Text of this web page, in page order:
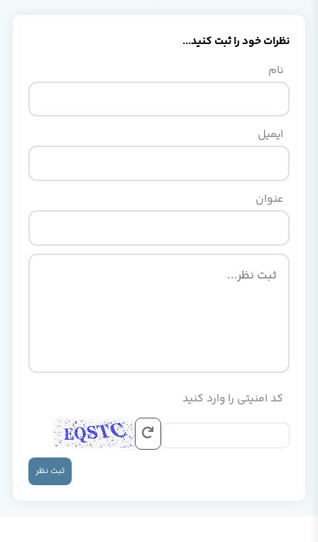
نظرات خود را ثبت کنید...
نام
ایمیل
عنوان
کد امنیتی را وارد کنید
ثبت نظر